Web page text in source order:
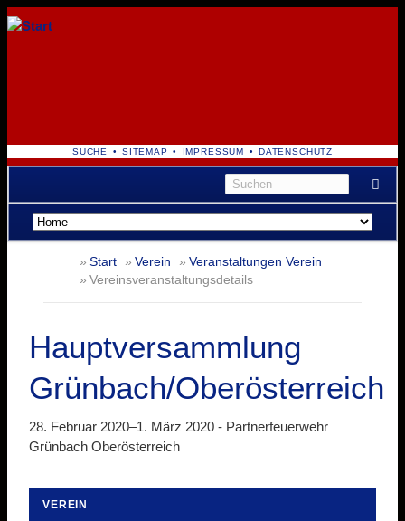
NAVIGATION
ÜBERSPRINGEN
SUCHE SITEMAP IMPRESSUM DATENSCHUTZ
Navigation
überspringen
Start Verein
Veranstaltungen Verein
Vereinsveranstaltungsdetails
Hauptversammlung
Grünbach/Oberösterreich
28. Februar 2020–1. März 2020 - Partnerfeuerwehr
Grünbach Oberösterreich
VEREIN